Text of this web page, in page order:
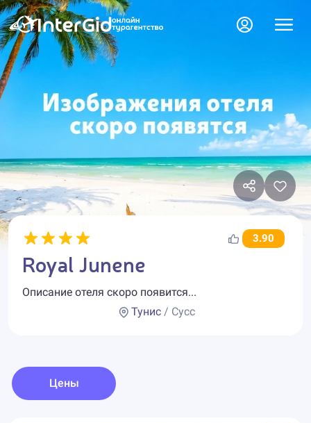
3.90
Royal Junene
Описание отеля скоро появится...
Тунис/ Сусс
Цены